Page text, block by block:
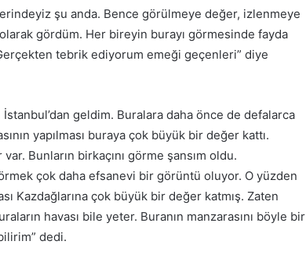
şu anda. Bence görülmeye değer, izlenmeye
gördüm. Her bireyin burayı görmesinde fayda
tebrik ediyorum emeği geçenleri” diye
İstanbul’dan geldim. Buralara daha önce de defalarca
yapılması buraya çok büyük bir değer kattı.
Bunların birkaçını görme şansım oldu.
çok daha efsanevi bir görüntü oluyor. O yüzden
Kazdağlarına çok büyük bir değer katmış. Zaten
havası bile yeter. Buranın manzarasını böyle bir
dedi.